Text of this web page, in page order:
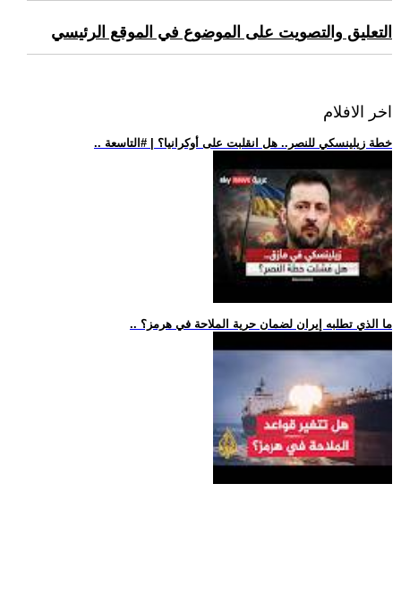
التعليق والتصويت على الموضوع في الموقع الرئيسي
اخر الافلام
.. خطة زيلينسكي للنصر.. هل انقلبت على أوكرانيا؟ | #التاسعة
.. ما الذي تطلبه إيران لضمان حرية الملاحة في هرمز؟